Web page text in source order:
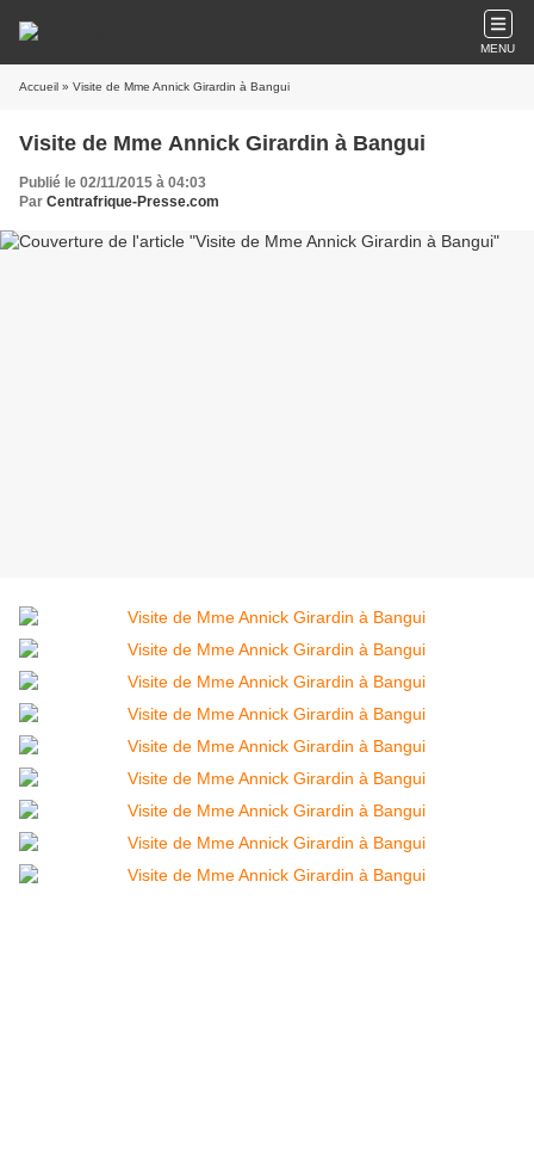
MENU
Accueil » Visite de Mme Annick Girardin à Bangui
Visite de Mme Annick Girardin à Bangui
Publié le 02/11/2015 à 04:03
Par Centrafrique-Presse.com